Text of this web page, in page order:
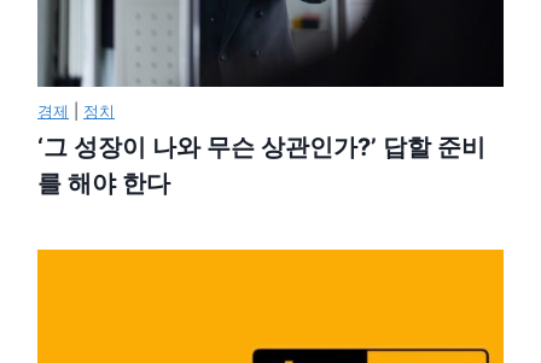
경제 정치
‘그 성장이 나와 무슨 상관인가?’ 답할 준비
를 해야 한다